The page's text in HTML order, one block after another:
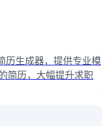
历生成器，提供专业模
简历，大幅提升求职